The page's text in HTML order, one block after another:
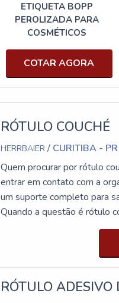
ETIQUETA BOPP
PEROLIZADA PARA
COSMÉTICOS
COTAR AGORA
RÓTULO COUCHÉ
HERRBAIER/ CURITIBA - PR
Quem procurar por rótulo
entrar em contato com a
um suporte completo para
Quando a questão é rótulo
proteção e
COUCHEA Herrbaier
parceiros com escritório de
equipamentos de última
muitas maneiras eficientes
RÓTULO ADESIVO